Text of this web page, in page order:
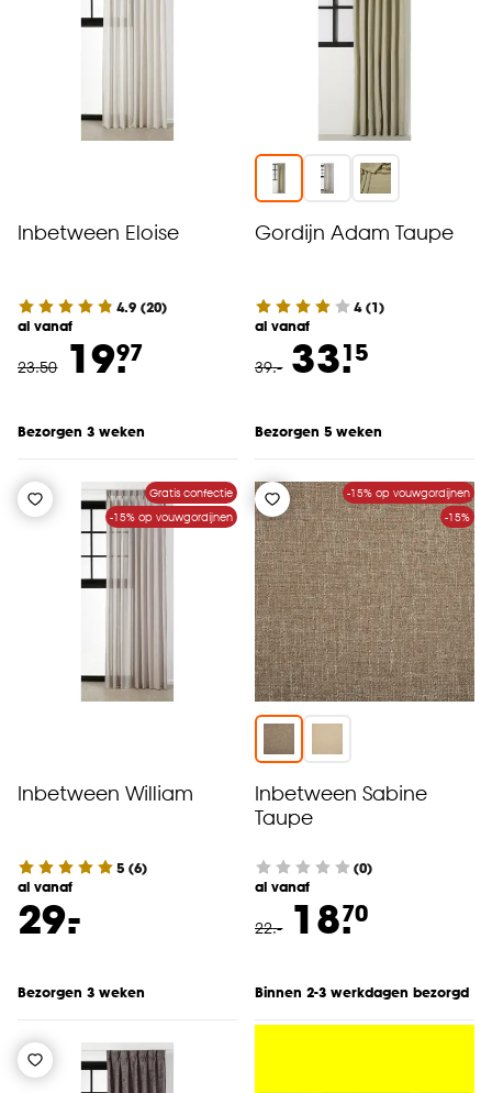
Inbetween Eloise
4.9 (20)
al vanaf
23.50 19.97
Bezorgen 3 weken
Gordijn Adam Taupe
4(1)
al vanaf
39.- 33.15
Bezorgen 5 weken
Gratis confectie
-15% op vouwgordijnen
Inbetween William
5 (6)
al vanaf
29.
-
Bezorgen 3 weken
-15% op vouwgordijnen
-15%
Inbetween Sabine
Taupe
(0)
al vanaf
22.- 18.70
Binnen 2-3 werkdagen bezorgd